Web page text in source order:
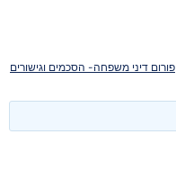
פורום דיני משפחה- הסכמים וגישורים